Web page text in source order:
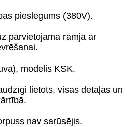
pieslēgums (380V).
pārvietojama rāmja ar
modelis KSK.
lietots, visas detaļas un
nav sarūsējis.